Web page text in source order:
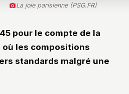
La joie parisienne (PSG.FR)
pour le compte de la
où les compositions
standards malgré une